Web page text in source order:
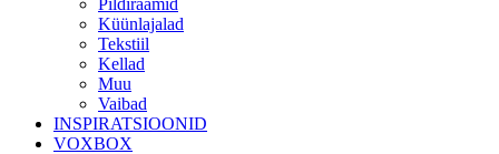
Küünlajalad
Tekstiil
Kellad
Muu
Vaibad
INSPIRATSIOONID
VOXBOX